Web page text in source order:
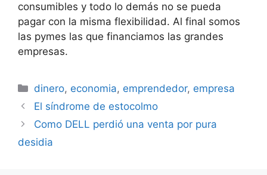
consumibles y todo lo demás no se pueda
pagar con la misma flexibilidad. Al final somos
las pymes las que financiamos las grandes
empresas.
Categorías
dinero, economia, emprendedor, empresa
El síndrome de estocolmo
Como DELL perdió una venta por pura
desidia